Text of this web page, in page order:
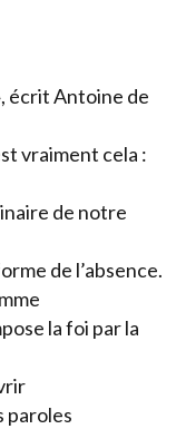
écrit Antoine de
vraiment cela :
de notre
de l’absence.
la foi par la
paroles